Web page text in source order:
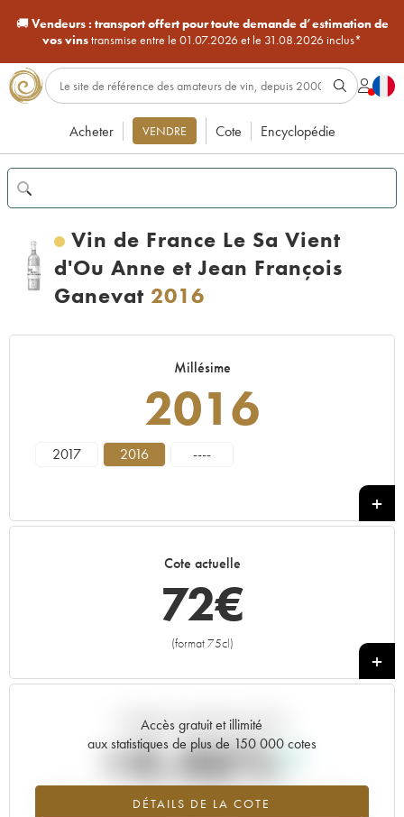
🚚Vendeurs : transport offert pour toute demande d’estimation de
vos vinstransmise entre le 01.07.2026 et le 31.08.2026 inclus*
Acheter VENDRE Cote Encyclopédie
Vin de France Le Sa Vient
d'Ou Anne et Jean François
Ganevat 2016
Millésime
2016
2017 2016 ----
Cote actuelle
72€
(format 75cl)
+
Accès gratuit et illimité
aux statistiques de plus de 150 000 cotes
DÉTAILS DE LA COTE
Tendance actuelle de la cote
+4.46%
Tendance à la hausse du millésime 2016 en 2026 par rapport à